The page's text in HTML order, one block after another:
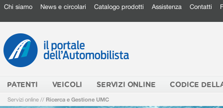
Chi siamo News e circolari Catalogo prodotti Assistenza Contatti
PATENTI VEICOLI SERVIZI ONLINE CODICE
Servizi online // Ricerca e Gestione UMC